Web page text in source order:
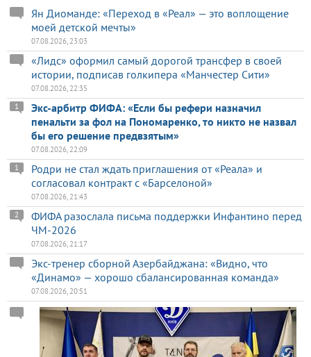
Ян Диоманде: «Переход в «Реал» — это воплощение
моей детской мечты»
07.08.2026, 23:03
«Лидс» оформил самый дорогой трансфер в своей
истории, подписав голкипера «Манчестер Сити»
07.08.2026, 22:35
Экс-арбитр ФИФА: «Если бы рефери назначил
пенальти за фол на Пономаренко, то никто не назвал
бы его решение предвзятым»
1
07.08.2026, 22:09
Родри не стал ждать приглашения от «Реала» и
согласовал контракт с «Барселоной»
1
07.08.2026, 21:43
ФИФА разослала письма поддержки Инфантино перед
ЧМ-2026
2
07.08.2026, 21:17
Экс-тренер сборной Азербайджана: «Видно, что
«Динамо» — хорошо сбалансированная команда»
07.08.2026, 20:51